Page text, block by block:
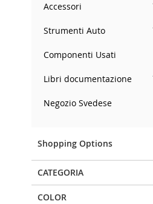
Accessori
Strumenti Auto
Componenti Usati
Libri documentazione
Negozio Svedese
Shopping Options
CATEGORIA
COLOR